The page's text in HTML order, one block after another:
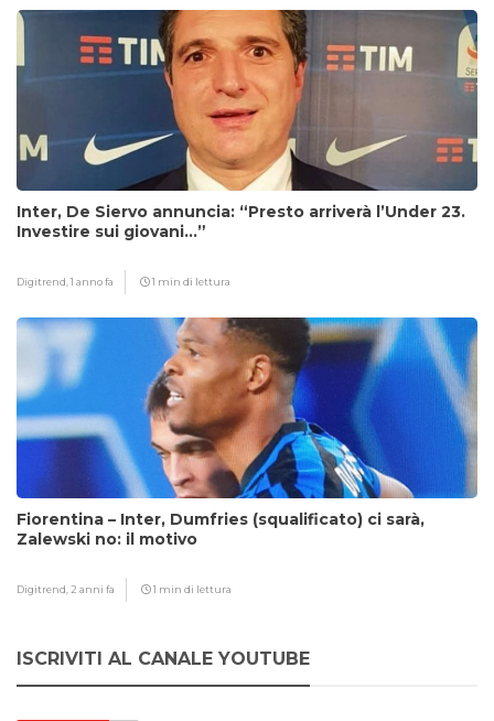
Inter, De Siervo annuncia: “Presto arriverà l’Under 23.
Investire sui giovani…”
Digitrend,1 anno fa 1 min di lettura
Fiorentina – Inter, Dumfries (squalificato) ci sarà,
Zalewski no: il motivo
Digitrend, 2 anni fa 1 min di lettura
ISCRIVITI AL CANALE YOUTUBE